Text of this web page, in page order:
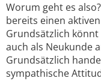
Worum geht es
bereits einen
Grundsätzlich könnt
auch als Neukunde
Grundsätzlich
sympathische